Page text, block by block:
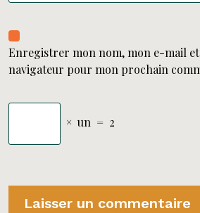
Enregistrer mon nom, mon e-mail
navigateur pour mon prochain
× un = 2